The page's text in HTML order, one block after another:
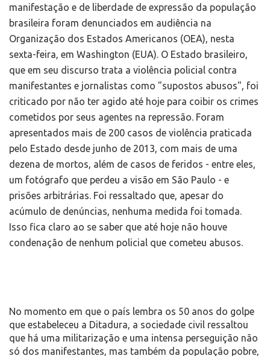
manifestação e de liberdade de expressão da população
brasileira foram denunciados em audiência na
Organização dos Estados Americanos (OEA), nesta
sexta-feira, em Washington (EUA). O Estado brasileiro,
que em seu discurso trata a violência policial contra
manifestantes e jornalistas como "supostos abusos", foi
criticado por não ter agido até hoje para coibir os crimes
cometidos por seus agentes na repressão. Foram
apresentados mais de 200 casos de violência praticada
pelo Estado desde junho de 2013, com mais de uma
dezena de mortos, além de casos de feridos - entre eles,
um fotógrafo que perdeu a visão em São Paulo - e
prisões arbitrárias. Foi ressaltado que, apesar do
acúmulo de denúncias, nenhuma medida foi tomada.
Isso fica claro ao se saber que até hoje não houve
condenação de nenhum policial que cometeu abusos.
No momento em que o país lembra os 50 anos do golpe
que estabeleceu a Ditadura, a sociedade civil ressaltou
que há uma militarização e uma intensa perseguição não
só dos manifestantes, mas também da população pobre,